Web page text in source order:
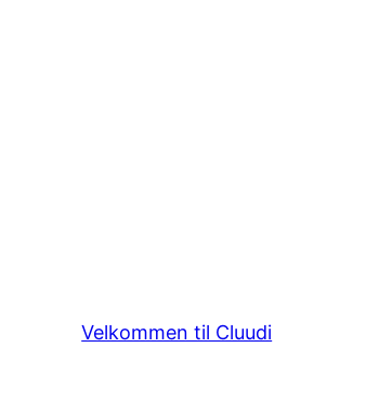
Velkommen til Cluudi